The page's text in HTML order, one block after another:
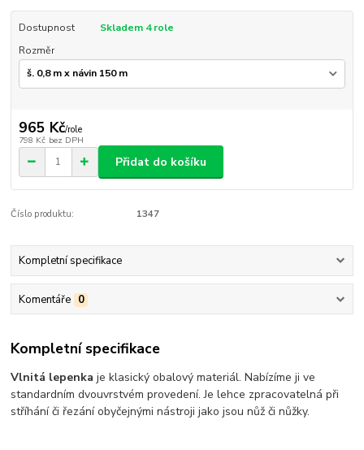
Dostupnost
Skladem 4 role
Rozměr
965 Kč/role
798 Kč bez DPH
Přidat do košíku
Číslo produktu: 1347
Kompletní specifikace
Komentáře 0
Kompletní specifikace
Vlnitá lepenka je klasický obalový materiál. Nabízíme ji ve
standardním dvouvrstvém provedení. Je lehce zpracovatelná při
stříhání či řezání obyčejnými nástroji jako jsou nůž či nůžky.